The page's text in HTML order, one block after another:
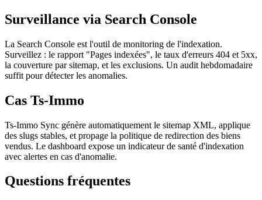
Surveillance via Search Console
La Search Console est l'outil de monitoring de l'indexation.
Surveillez : le rapport "Pages indexées", le taux d'erreurs 404 et 5xx,
la couverture par sitemap, et les exclusions. Un audit hebdomadaire
suffit pour détecter les anomalies.
Cas Ts-Immo
Ts-Immo Sync génère automatiquement le sitemap XML, applique
des slugs stables, et propage la politique de redirection des biens
vendus. Le dashboard expose un indicateur de santé d'indexation
avec alertes en cas d'anomalie.
Questions fréquentes